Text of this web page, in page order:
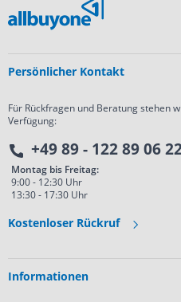
Persönlicher Kontakt
Für Rückfragen und Beratung stehen
Verfügung:
+49 89 - 122 89 06
Montag bis Freitag:
9:00 - 12:30 Uhr
13:30 - 17:30 Uhr
Kostenloser Rückruf
Informationen